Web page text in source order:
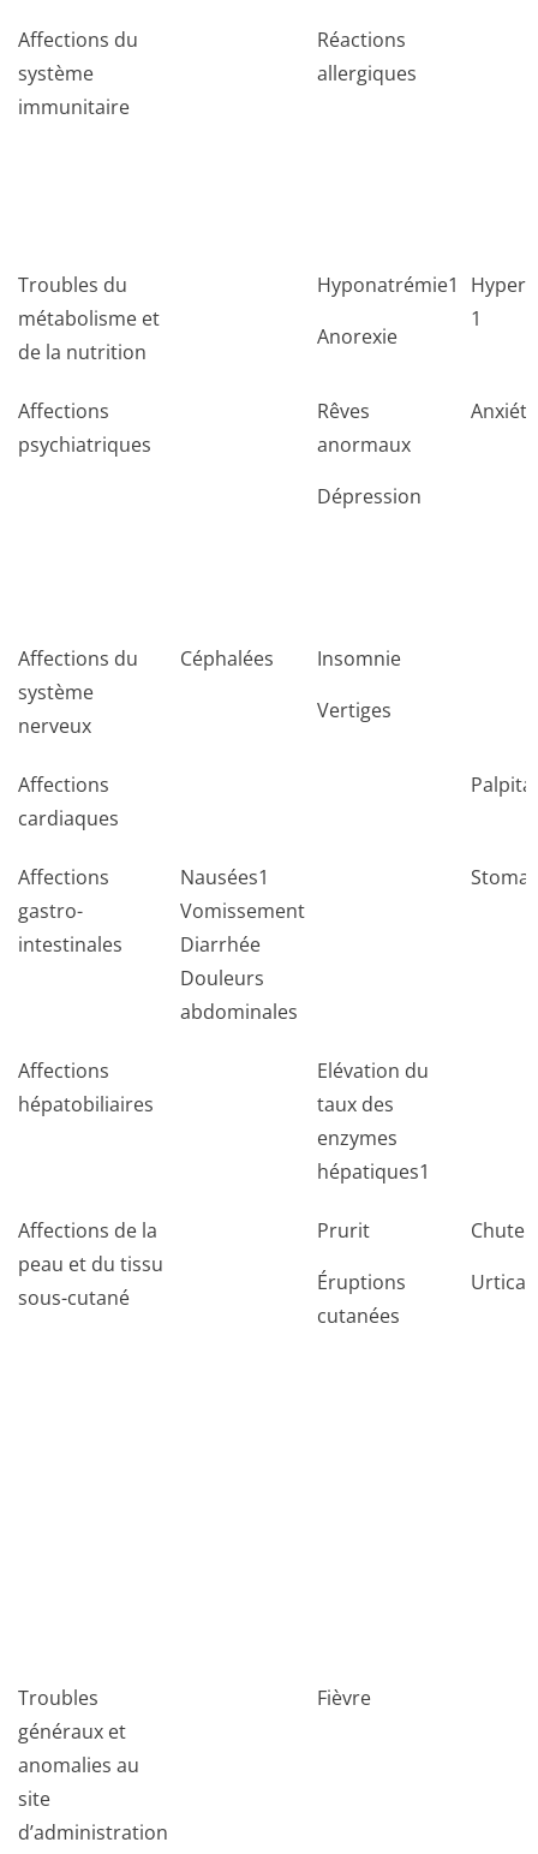
Affections du
système
immunitaire
Réactions
allergiques
Troubles du
métabolisme et
de la nutrition
Hyponatrémie1
Anorexie
1
Affections
psychiatriques
Rêves
anormaux
Dépression
Anxiété
Affections du
système
nerveux
Céphalées
Insomnie
Vertiges
Affections
cardiaques
Affections
gastro-
intestinales
Nausées1
Vomissement
Diarrhée
Douleurs
abdominales
Affections
hépatobiliaires
Elévation du
taux des
enzymes
hépatiques1
Affections de la
peau et du tissu
sous-cutané
Prurit
Éruptions
cutanées
Chute
Troubles
généraux et
anomalies au
site
d’administration
Fièvre